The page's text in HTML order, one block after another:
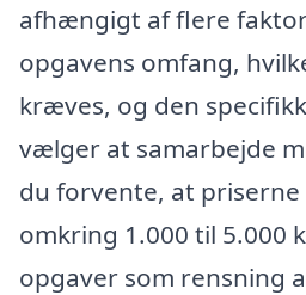
afhængigt af flere
opgavens omfang,
kræves, og den
vælger at samarbejde
du forvente, at
omkring 1.000 til 5.000
opgaver som rensning